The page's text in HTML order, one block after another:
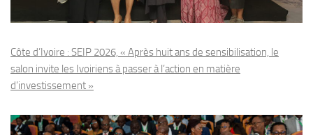
Côte d’Ivoire : SEIP 2026, « Après huit ans de sensibilisation, le
salon invite les Ivoiriens à passer à l’action en matière
d’investissement »